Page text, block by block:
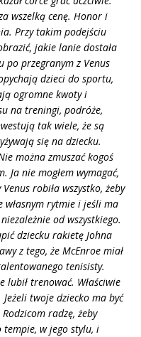
wszelką cenę. Honor i
Przy takim podejściu
jakie lanie dostała
po przegranym z Venus
dzieci do sportu,
ogromne kwoty i
na treningi, podróże,
tak wiele, że są
się na dziecku.
można zmuszać kogoś
Ja nie mogłem wymagać,
robiła wszystko, żeby
własnym rytmie i jeśli ma
od wszystkiego.
dziecku rakietę Johna
z tego, że McEnroe miał
tenisisty.
lubił trenować. Właściwie
twoje dziecko ma być
radzę, żeby
w jego stylu, i